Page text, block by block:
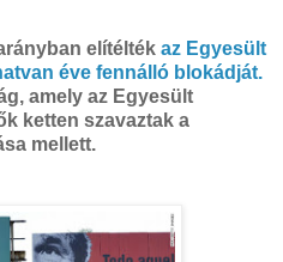
elítélték az Egyesült
éve fennálló blokádját.
amely az Egyesült
ketten szavaztak a
mellett.